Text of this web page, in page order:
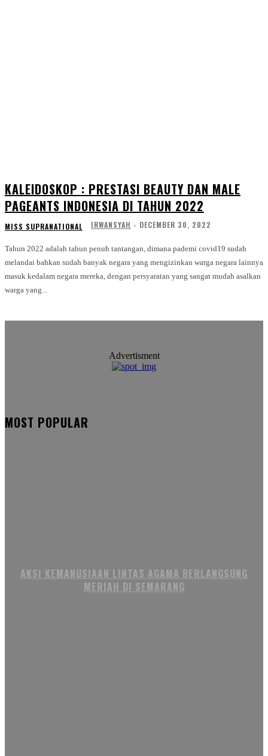
KALEIDOSKOP : PRESTASI BEAUTY DAN MALE
PAGEANTS INDONESIA DI TAHUN 2022
MISS SUPRANATIONAL IRWANSYAH - DECEMBER 30, 2022
Tahun 2022 adalah tahun penuh tantangan, dimana pademi covid19 sudah
melandai bahkan sudah banyak negara yang mengizinkan warga negara lainnya
masuk kedalam negara mereka, dengan persyaratan yang sangat mudah asalkan
warga yang...
Advertisment
MOST POPULAR
AKSI KEMANUSIAAN LINTAS AGAMA BERLANGSUNG
MERIAH DI SEMARANG